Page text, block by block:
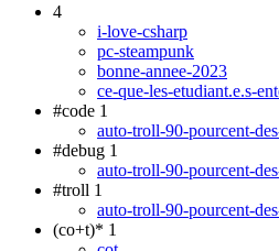
4
i-love-csharp
pc-steampunk
bonne-annee-2023
ce-que-les-etudiant.e.s-
#code 1
auto-troll-90-pourcent-
#debug 1
auto-troll-90-pourcent-
#troll 1
auto-troll-90-pourcent-
(co+t)* 1